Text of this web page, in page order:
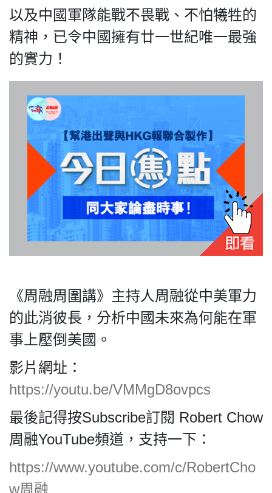
我們的立場
登記支持
聯絡我們
隱
政
策
及
免
責
聲
©
2018
Silent
Majority
For
以及中國軍隊能戰不畏戰、不怕犧牲的
精神，已令中國擁有廿一世紀唯一最強
的實力！
《周融周圍講》主持人周融從中美軍力
的此消彼長，分析中國未來為何能在軍
事上壓倒美國。
影片網址：
https://youtu.be/VMMgD8ovpcs
最後記得按Subscribe訂閱 Robert Chow
周融YouTube頻道，支持一下：
https://www.youtube.com/c/RobertCho
w周融